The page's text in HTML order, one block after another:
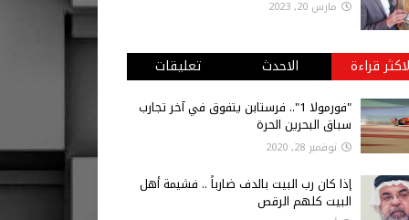
مارس 20, 2023
قراءة الاحدث تعليقات
"فورمولا 1".. فرستابن يتفوق في آخر تجارب
سباق البحرين الحرة
نوفمبر 28, 2020
إذا كان رب البيت بالدف ضارباً .. فشيمة أهل
البيت كلهم الرقص